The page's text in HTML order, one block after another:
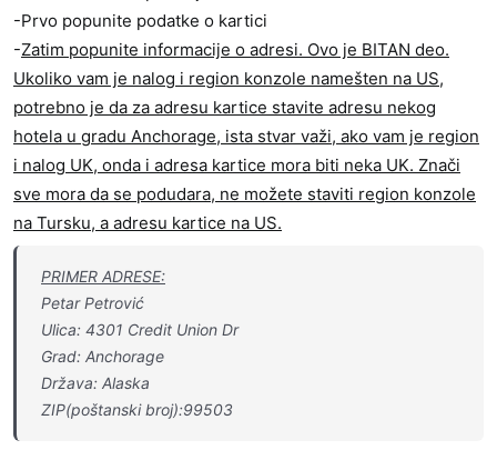
-Prvo popunite podatke o kartici
-Zatim popunite informacije o adresi. Ovo je BITAN deo.
Ukoliko vam je nalog i region konzole namešten na US,
potrebno je da za adresu kartice stavite adresu nekog
hotela u gradu Anchorage, ista stvar važi, ako vam je region
i nalog UK, onda i adresa kartice mora biti neka UK. Znači
sve mora da se podudara, ne možete staviti region konzole
na Tursku, a adresu kartice na US.
PRIMER ADRESE:
Petar Petrović
Ulica: 4301 Credit Union Dr
Grad: Anchorage
Država: Alaska
ZIP(poštanski broj):99503